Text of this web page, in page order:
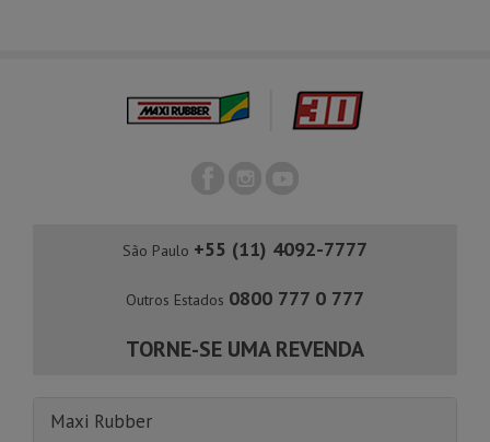
São Paulo +55 (11) 4092-7777
Outros Estados 0800 777 0 777
TORNE-SE UMA REVENDA
Maxi Rubber